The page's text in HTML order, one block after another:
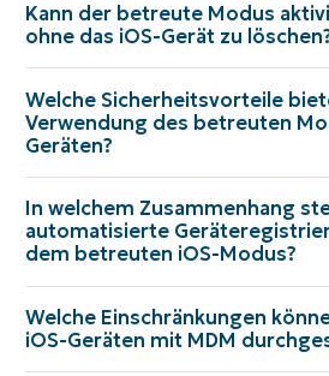
Kann der betreute Modus
ohne das iOS-Gerät zu
Welche Sicherheitsvorteile
Verwendung des betreuten
Geräten?
In welchem Zusammenhang
automatisierte
dem betreuten iOS-Modus?
Welche Einschränkungen
iOS-Geräten mit MDM